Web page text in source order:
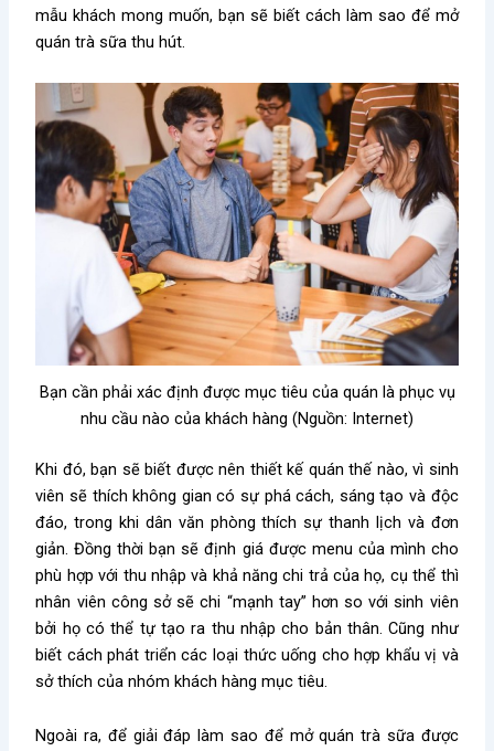
mẫu khách mong muốn, bạn sẽ biết cách làm sao để mở
quán trà sữathu hút.
Bạn cần phải xác định được mục tiêu của quán là phục vụ
nhu cầu nào của khách hàng (Nguồn: Internet)
Khi đó, bạn sẽ biết được nên thiết kế quán thế nào, vì sinh
viên sẽ thích không gian có sự phá cách, sáng tạo và độc
đáo, trong khi dân văn phòng thích sự thanh lịch và đơn
giản. Đồng thời bạn sẽ định giá được menu của mình cho
phù hợp với thu nhập và khả năng chi trả của họ, cụ thể thì
nhân viên công sở sẽ chi “mạnh tay” hơn so với sinh viên
bởi họ có thể tự tạo ra thu nhập cho bản thân. Cũng như
biết cách phát triển các loại thức uống cho hợp khẩu vị và
sở thích của nhóm khách hàng mục tiêu.
Ngoài ra, để giải đáplàm sao để mở quán trà sữa được